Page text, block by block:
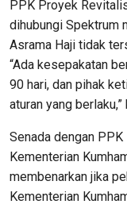
PPK Proyek
dihubungi Spektrum
Asrama Haji tidak
“Ada kesepakatan
90 hari, dan pihak
aturan yang berlaku,”
Senada dengan
Kementerian
membenarkan jika
Kementerian